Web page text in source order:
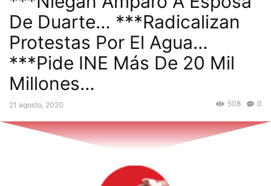
De Duarte… ***Radicalizan
Protestas Por El Agua…
***Pide INE Más De 20 Mil
Millones…
21 agosto, 2020 0
508